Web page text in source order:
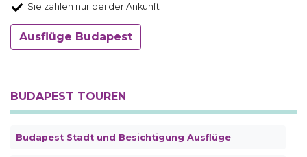
Sie zahlen nur bei der Ankunft
Ausflüge Budapest
BUDAPEST TOUREN
Budapest Stadt und Besichtigung Ausflüge